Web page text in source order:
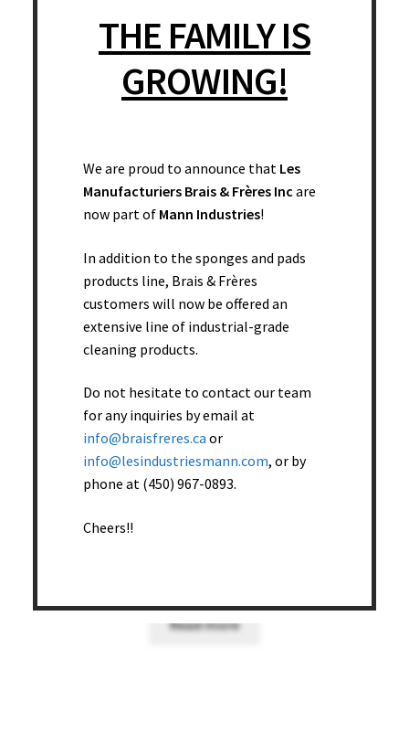
Add to cart
Read more
THE FAMILY IS
GROWING!
We are proud to announce that Les
Manufacturiers Brais & Frères Inc are
now part of Mann Industries!
In addition to the sponges and pads
products line, Brais & Frères
customers will now be offered an
extensive line of industrial-grade
cleaning products.
Do not hesitate to contact our team
for any inquiries by email at
info@braisfreres.ca or
info@lesindustriesmann.com, or by
phone at (450) 967-0893.
Cheers!!